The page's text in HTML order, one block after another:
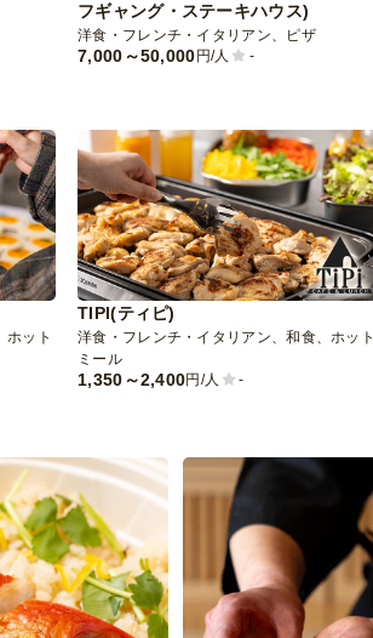
フギャング・ステーキハウス)
洋食・フレンチ・イタリアン、ピザ
7,000～50,000 円/人 -
ホット
TIPI(ティピ)
洋食・フレンチ・イタリアン、和食、ホット
ミール
1,350～2,400円/人 -